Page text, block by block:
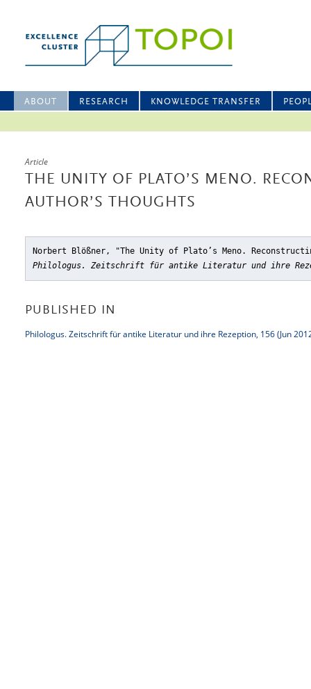
ABOUT RESEARCH KNOWLEDGE TRANSFER
Article
THE UNITY OF PLATO’S MENO.
AUTHOR’S THOUGHTS
Norbert Blößner, "The Unity of Plato’s Meno.
Philologus. Zeitschrift für antike Literatur und ihre
PUBLISHED IN
Philologus. Zeitschrift für antike Literatur und ihre Rezeption, 156 (Jun